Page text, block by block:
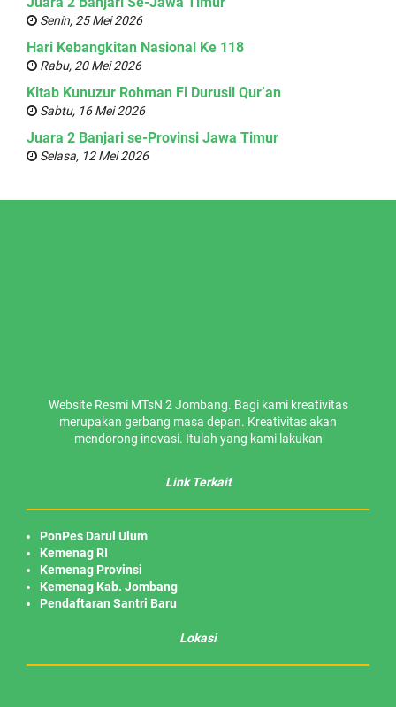
Senin, 25 Mei 2026
Hari Kebangkitan Nasional Ke 118
Rabu, 20 Mei 2026
Kitab Kunuzur Rohman Fi Durusil Qur’an
Sabtu, 16 Mei 2026
Juara 2 Banjari se-Provinsi Jawa Timur
Selasa, 12 Mei 2026
Website Resmi MTsN 2 Jombang. Bagi kami kreativitas
merupakan gerbang masa depan. Kreativitas akan
mendorong inovasi. Itulah yang kami lakukan
Link Terkait
PonPes Darul Ulum
Kemenag RI
Kemenag Provinsi
Kemenag Kab. Jombang
Pendaftaran Santri Baru
Lokasi